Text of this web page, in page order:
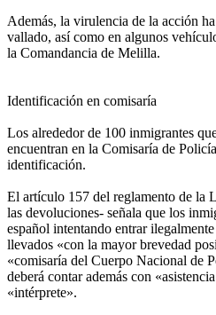
Además, la virulencia de la acción
vallado, así como en algunos
la Comandancia de Melilla.
Identificación en comisaría
Los alrededor de 100 inmigrantes
encuentran en la Comisaría de
identificación.
El artículo 157 del reglamento de la
las devoluciones- señala que los
español intentando entrar
llevados «con la mayor brevedad
«comisaría del Cuerpo Nacional de
deberá contar además con
«intérprete».